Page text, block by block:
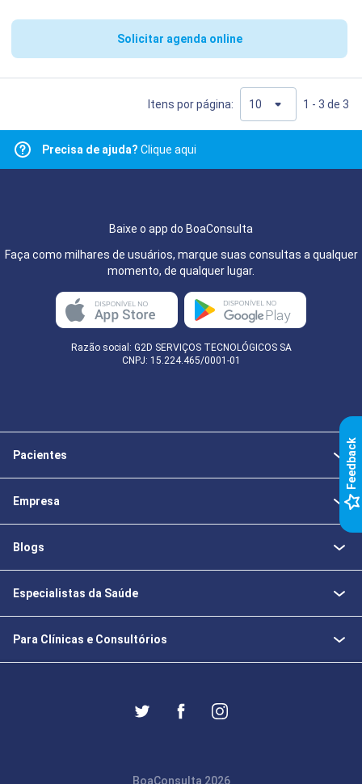
Solicitar agenda online
Itens por página: 1 - 3 de 3
Precisa de ajuda? Clique aqui
Baixe o app do BoaConsulta
Faça como milhares de usuários, marque suas consultas a qualquer
momento, de qualquer lugar.
Razão social: G2D SERVIÇOS TECNOLÓGICOS SA
CNPJ: 15.224.465/0001-01
Pacientes
Empresa
Blogs
Especialistas da Saúde
Para Clínicas e Consultórios
BoaConsulta 2026
k